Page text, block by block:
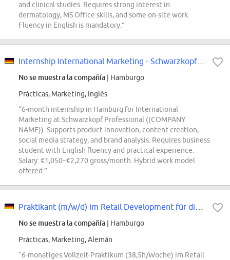
and clinical studies. Requires strong interest in
dermatology, MS Office skills, and some on-site work.
Fluency in English is mandatory.”
Internship International Marketing - Schwarzkopf Professional
No se muestra la compañía | Hamburgo
Prácticas, Marketing, Inglés
“6-month internship in Hamburg for International
Marketing at Schwarzkopf Professional ((COMPANY
NAME)). Supports product innovation, content creation,
social media strategy, and brand analysis. Requires business
student with English fluency and practical experience.
Salary: €1,050–€2,270 gross/month. Hybrid work model
offered.”
No se muestra la compañía | Hamburgo
Prácticas, Marketing, Alemán
“6-monatiges Vollzeit-Praktikum (38,5h/Woche) im Retail